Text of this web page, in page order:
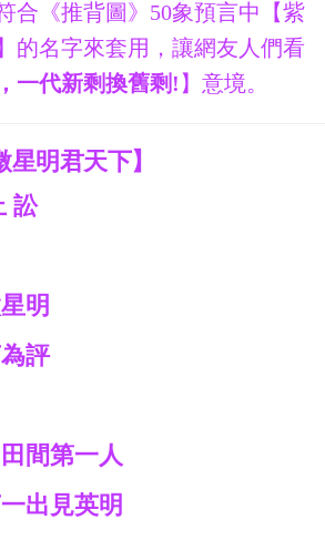
合《推背圖》50象預言中【紫
的名字來套用，讓網友人們看
一代新剩換舊剩! 】意境。
明君天下】
訟
明
評
間第一人
出見英明